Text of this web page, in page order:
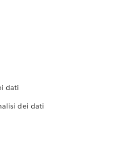
dati
dei dati